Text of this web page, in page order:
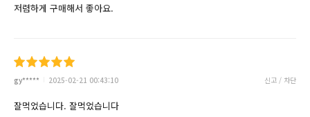
저렴하게 구매해서 좋아요.
gy***** 2025-02-21 00:43:10 신고 / 차단
잘먹었습니다. 잘먹었습니다